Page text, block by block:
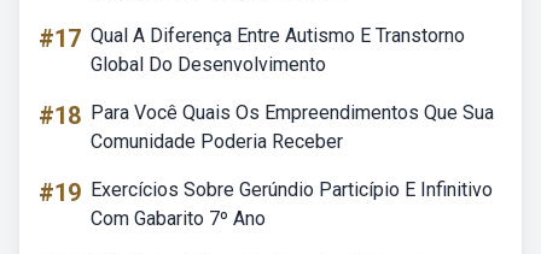
#17 Qual A Diferença Entre Autismo E Transtorno
Global Do Desenvolvimento
#18 Para Você Quais Os Empreendimentos Que Sua
Comunidade Poderia Receber
#19 Exercícios Sobre Gerúndio Particípio E Infinitivo
Com Gabarito 7º Ano